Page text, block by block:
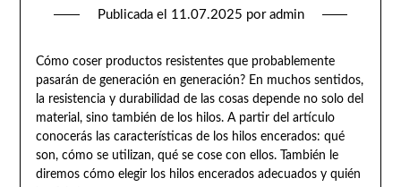
Publicada el 11.07.2025 por admin
Cómo coser productos resistentes que probablemente
pasarán de generación en generación? En muchos sentidos,
la resistencia y durabilidad de las cosas depende no solo del
material, sino también de los hilos. A partir del artículo
conocerás las características de los hilos encerados: qué
son, cómo se utilizan, qué se cose con ellos. También le
diremos cómo elegir los hilos encerados adecuados y quién